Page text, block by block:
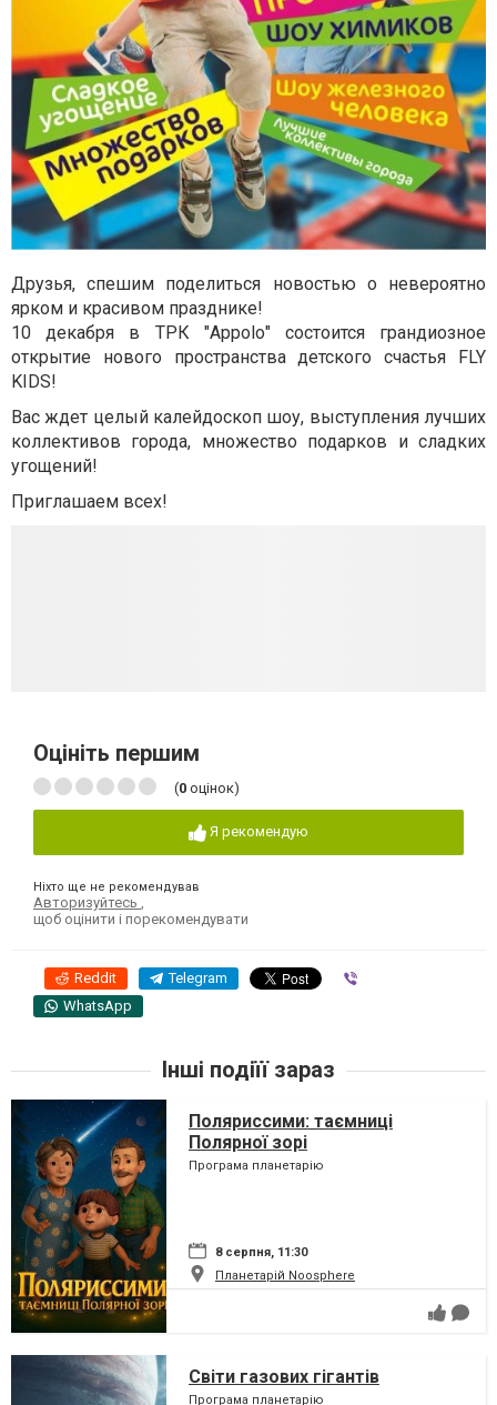
Друзья, спешим поделиться новостью о невероятно
ярком и красивом празднике!
10 декабря в ТРК "Аppоlо" состоится грандиозное
открытие нового пространства детского счастья FLY
KIDS!
Вас ждет целый калейдоскоп шоу, выступления лучших
коллективов города, множество подарков и сладких
угощений!
Приглашаем всех!
Оцініть першим
(0 оцінок)
Я рекомендую
Ніхто ще не рекомендував
Авторизуйтесь
щоб оцінити і порекомендувати
Reddit Telegram
WhatsApp
Інші подіїї зараз
Поляриссими: таємниці
Полярної зорі
Програма планетарію
8 серпня, 11:30
Планетарій Noosphere
Світи газових гігантів
Програма планетарію